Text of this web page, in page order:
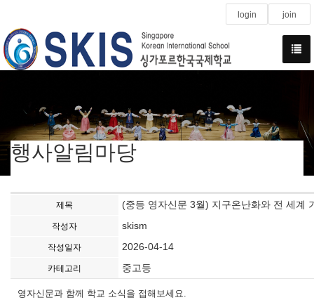
login join
행사알림마당
제목 (중등 영자신문 3월) 지구온난화와 전 세계
작성자 skism
작성일자 2026-04-14
카테고리 중고등
영자신문과 함께 학교 소식을 접해보세요.